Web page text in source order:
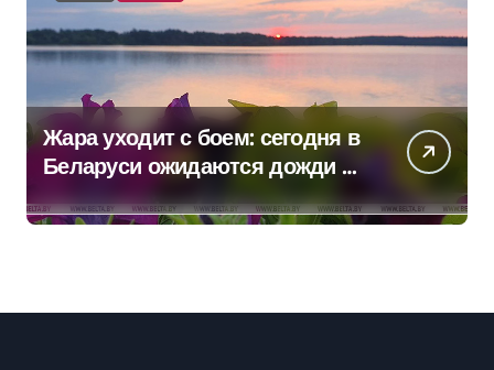
Жара уходит с боем: сегодня в
Беларуси ожидаются дожди и
грозы